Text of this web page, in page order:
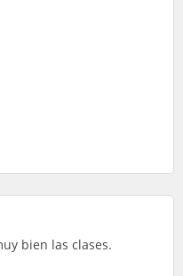
bien las clases.